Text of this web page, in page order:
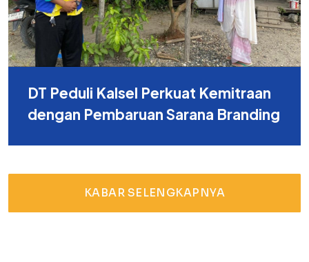
DT Peduli Kalsel Perkuat Kemitraan
dengan Pembaruan Sarana Branding
KABAR SELENGKAPNYA